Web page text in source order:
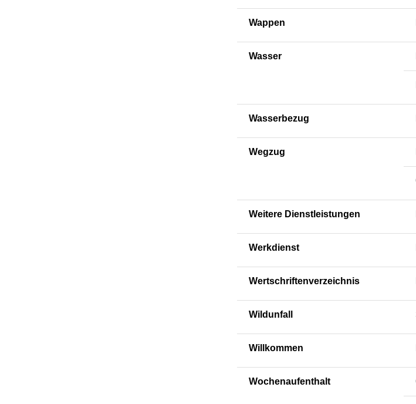
Wappen
Wasser
Wasserbezug
Wegzug
Weitere Dienstleistungen
Werkdienst
Wertschriftenverzeichnis
Wildunfall
Willkommen
Wochenaufenthalt